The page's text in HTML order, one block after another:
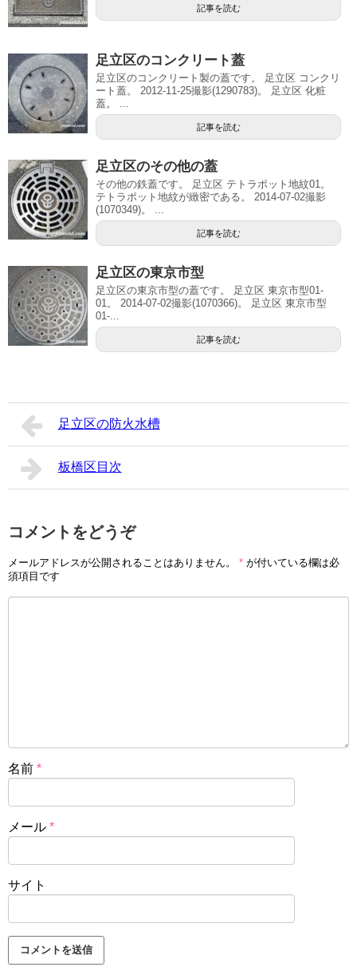
記事を読む
足立区のコンクリート蓋
足立区のコンクリート製の蓋です。 足立区 コンクリ
ート蓋。 2012-11-25撮影(1290783)。 足立区 化粧
蓋。 ...
記事を読む
足立区のその他の蓋
その他の鉄蓋です。 足立区 テトラポット地紋01。
テトラポット地紋が緻密である。 2014-07-02撮影
(1070349)。 ...
記事を読む
足立区の東京市型
足立区の東京市型の蓋です。 足立区 東京市型01-
01。 2014-07-02撮影(1070366)。 足立区 東京市型
01-...
記事を読む
足立区の防火水槽
板橋区目次
コメントをどうぞ
メールアドレスが公開されることはありません。 * が付いている欄は必
須項目です
名前 *
メール *
サイト